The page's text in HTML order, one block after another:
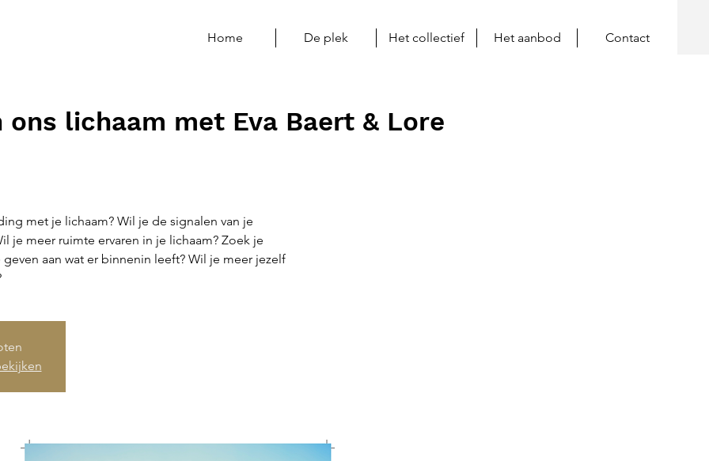
Home De plek Het collectief Het aanbod Contact
ons lichaam met Eva Baert & Lore
met je lichaam? Wil je de signalen van je
je meer ruimte ervaren in je lichaam? Zoek je
aan wat er binnenin leeft? Wil je meer jezelf